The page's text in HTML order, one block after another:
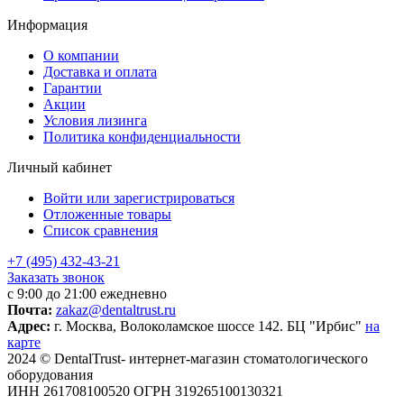
Информация
О компании
Доставка и оплата
Гарантии
Акции
Условия лизинга
Политика конфиденциальности
Личный кабинет
Войти или зарегистрироваться
Отложенные товары
Список сравнения
+7 (495) 432-43-21
Заказать звонок
с 9:00 до 21:00 ежедневно
Почта: zakaz@dentaltrust.ru
Адрес: г. Москва, Волоколамское шоссе 142. БЦ "Ирбис" на
карте
2024 © DentalTrust- интернет-магазин стоматологического
оборудования
ИНН 261708100520 ОГРН 319265100130321